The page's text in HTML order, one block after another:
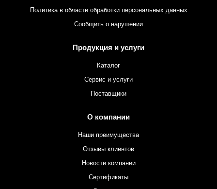
Политика в области обработки персональных данных
Сообщить о нарушении
Продукция и услуги
Каталог
Сервис и услуги
Поставщики
О компании
Наши преимущества
Отзывы клиентов
Новости компании
Сертификаты